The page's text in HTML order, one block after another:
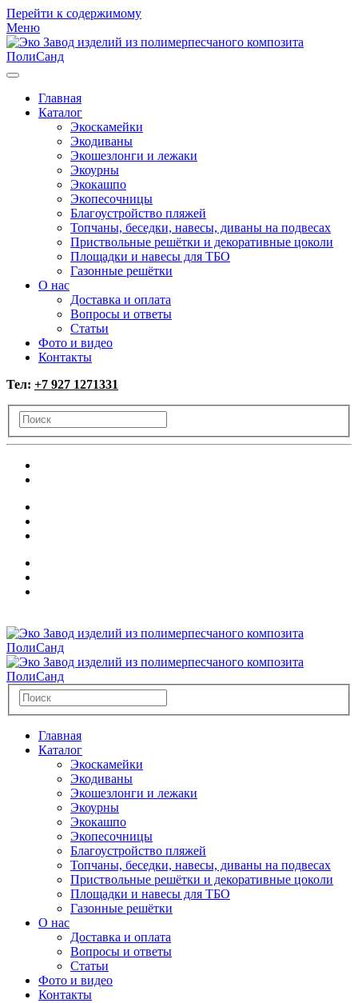
Перейти к содержимому
Меню
Главная
Каталог
Экоскамейки
Экодиваны
Экошезлонги и лежаки
Экоурны
Экокашпо
Экопесочницы
Благоустройство пляжей
Топчаны, беседки, навесы, диваны на подвесах
Приствольные решётки и декоративные цоколи
Площадки и навесы для ТБО
Газонные решётки
О нас
Доставка и оплата
Вопросы и ответы
Статьи
Фото и видео
Контакты
Тел: +7 927 1271331
Главная
Каталог
Экоскамейки
Экодиваны
Экошезлонги и лежаки
Экоурны
Экокашпо
Экопесочницы
Благоустройство пляжей
Топчаны, беседки, навесы, диваны на подвесах
Приствольные решётки и декоративные цоколи
Площадки и навесы для ТБО
Газонные решётки
О нас
Доставка и оплата
Вопросы и ответы
Статьи
Фото и видео
Контакты